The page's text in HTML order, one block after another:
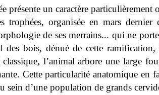
présente un caractère
trophées, organisée en mars
de ses merrains... qui ne
bois, dénué de cette
l’animal arbore une large
Cette particularité anatomique en
sein d’une population de grands